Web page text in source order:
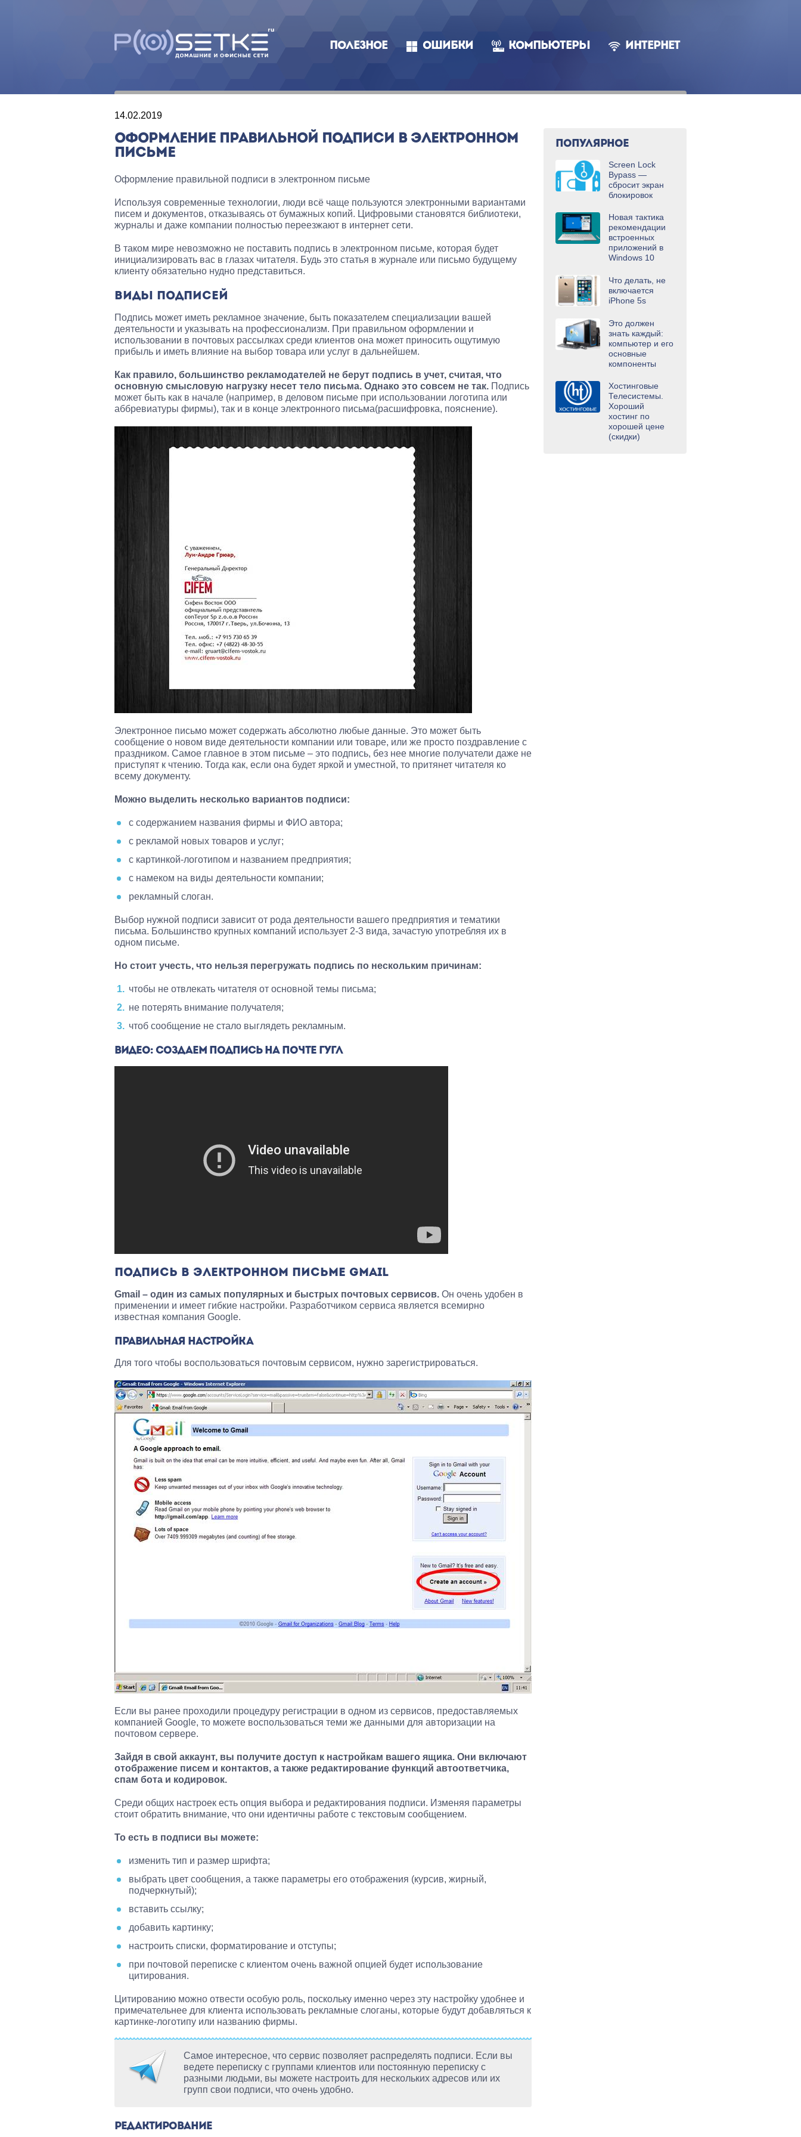
ПОЛЕЗНОЕ ОШИБКИ КОМПЬЮТЕРЫ ИНТЕРНЕТ
14.02.2019
ОФОРМЛЕНИЕ ПРАВИЛЬНОЙ ПОДПИСИ В ЭЛЕКТРОННОМ
ПИСЬМЕ
Оформление правильной подписи в электронном письме
Используя современные технологии, люди всё чаще пользуются электронными вариантами
писем и документов, отказываясь от бумажных копий. Цифровыми становятся библиотеки,
журналы и даже компании полностью переезжают в интернет сети.
В таком мире невозможно не поставить подпись в электронном письме, которая будет
инициализировать вас в глазах читателя. Будь это статья в журнале или письмо будущему
клиенту обязательно нудно представиться.
ВИДЫ ПОДПИСЕЙ
Подпись может иметь рекламное значение, быть показателем специализации вашей
деятельности и указывать на профессионализм. При правильном оформлении и
использовании в почтовых рассылках среди клиентов она может приносить ощутимую
прибыль и иметь влияние на выбор товара или услуг в дальнейшем.
Как правило, большинство рекламодателей не берут подпись в учет, считая, что
основную смысловую нагрузку несет тело письма. Однако это совсем не так. Подпись
может быть как в начале (например, в деловом письме при использовании логотипа или
аббревиатуры фирмы), так и в конце электронного письма(расшифровка, пояснение).
Электронное письмо может содержать абсолютно любые данные. Это может быть
сообщение о новом виде деятельности компании или товаре, или же просто поздравление с
праздником. Самое главное в этом письме – это подпись, без нее многие получатели даже не
приступят к чтению. Тогда как, если она будет яркой и уместной, то притянет читателя ко
всему документу.
Можно выделить несколько вариантов подписи:
с содержанием названия фирмы и ФИО автора;
с рекламой новых товаров и услуг;
с картинкой-логотипом и названием предприятия;
с намеком на виды деятельности компании;
рекламный слоган.
Выбор нужной подписи зависит от рода деятельности вашего предприятия и тематики
письма. Большинство крупных компаний использует 2-3 вида, зачастую употребляя их в
одном письме.
Но стоит учесть, что нельзя перегружать подпись по нескольким причинам:
чтобы не отвлекать читателя от основной темы письма;
не потерять внимание получателя;
чтоб сообщение не стало выглядеть рекламным.
ВИДЕО: СОЗДАЕМ ПОДПИСЬ НА ПОЧТЕ ГУГЛ
ПОДПИСЬ В ЭЛЕКТРОННОМ ПИСЬМЕ GMAIL
Gmail – один из самых популярных и быстрых почтовых сервисов. Он очень удобен в
применении и имеет гибкие настройки. Разработчиком сервиса является всемирно
известная компания Google.
ПРАВИЛЬНАЯ НАСТРОЙКА
Для того чтобы воспользоваться почтовым сервисом, нужно зарегистрироваться.
Если вы ранее проходили процедуру регистрации в одном из сервисов, предоставляемых
компанией Google, то можете воспользоваться теми же данными для авторизации на
почтовом сервере.
Зайдя в свой аккаунт, вы получите доступ к настройкам вашего ящика. Они включают
отображение писем и контактов, а также редактирование функций автоответчика,
спам бота и кодировок.
Среди общих настроек есть опция выбора и редактирования подписи. Изменяя параметры
стоит обратить внимание, что они идентичны работе с текстовым сообщением.
То есть в подписи вы можете:
изменить тип и размер шрифта;
выбрать цвет сообщения, а также параметры его отображения (курсив, жирный,
подчеркнутый);
вставить ссылку;
добавить картинку;
настроить списки, форматирование и отступы;
при почтовой переписке с клиентом очень важной опцией будет использование
цитирования.
Цитированию можно отвести особую роль, поскольку именно через эту настройку удобнее и
примечательнее для клиента использовать рекламные слоганы, которые будут добавляться к
картинке-логотипу или названию фирмы.
Самое интересное, что сервис позволяет распределять подписи. Если вы
ведете переписку с группами клиентов или постоянную переписку с
разными людьми, вы можете настроить для нескольких адресов или их
групп свои подписи, что очень удобно.
РЕДАКТИРОВАНИЕ
ПОПУЛЯРНОЕ
Screen Lock
Bypass —
сбросит экран
блокировок
Новая тактика
рекомендации
встроенных
приложений в
Windows 10
Что делать, не
включается
iPhone 5s
Это должен
знать каждый:
компьютер и его
основные
компоненты
Хостинговые
Телесистемы.
Хороший
хостинг по
хорошей цене
(скидки)